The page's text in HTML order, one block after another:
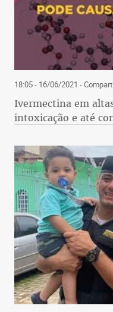
18:05 - 16/06/2021 -
Ivermectina em
intoxicação e até